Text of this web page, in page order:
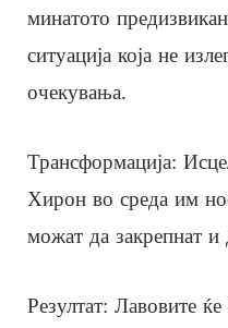
минатото
ситуација која не
очекувања.
Трансформација:
Хирон во среда им
можат да закрепнат
Резултат: Лавовите